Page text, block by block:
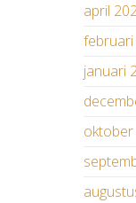
april
februari
januari